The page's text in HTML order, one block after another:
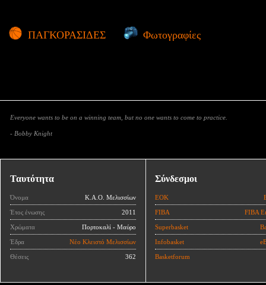
ΠΑΓΚΟΡΑΣΙΔΕΣ Φωτογραφίες
Everyone wants to be on a winning team, but no one wants to come to practice.
- Bobby Knight
Ταυτότητα
Όνομα Κ.Α.Ο. Μελισσίων
Έτος ένωσης 2011
Χρώματα Πορτοκαλί - Μαύρο
Έδρα Νέο Κλειστό Μελισσίων
Θέσεις 362
Σύνδεσμοι
ΕΟΚ
FIBA FIBA
Superbasket
Infobasket
Basketforum